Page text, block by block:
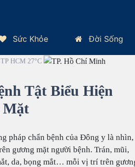
Sức Khỏe Đời Sống
Học Dấu Hiệu Bệnh Tật Biểu Hiện Qua
HCM 27°C
Tật Biểu Hiện
Mặt
pháp chẩn bệnh của Đông y là nhìn,
gương mặt người bệnh. Trán, mũi,
da, bọng mắt… mỗi vị trí trên